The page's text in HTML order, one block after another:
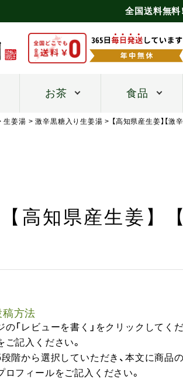
全国送料無料
お茶 食品
生姜湯 激辛黒糖入り生姜湯 【高知県産生姜】【
【高知県産生姜】
稿方法
「レビューを書く」をクリックしてくだ
記入ください。
階から選択していただき、本文に商品
ロフィールをご記入ください。